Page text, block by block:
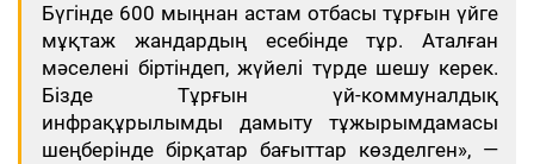
Бүгінде 600 мыңнан астам отбасы тұрғын үйге
мұқтаж жандардың есебінде тұр. Аталған
мәселені біртіндеп, жүйелі түрде шешу керек.
Бізде Тұрғын үй-коммуналдық
инфрақұрылымды дамыту тұжырымдамасы
шеңберінде бірқатар бағыттар көзделген», —